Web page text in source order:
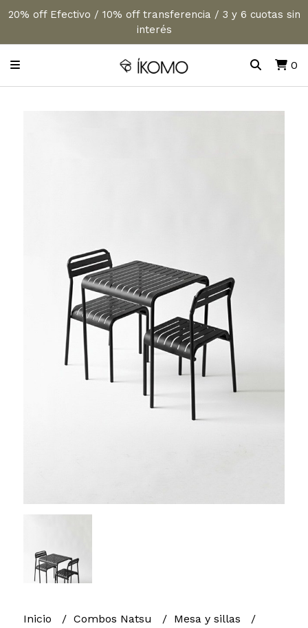
20% off Efectivo / 10% off transferencia / 3 y 6 cuotas sin
interés
0
Inicio Combos Natsu
Mesa y sillas